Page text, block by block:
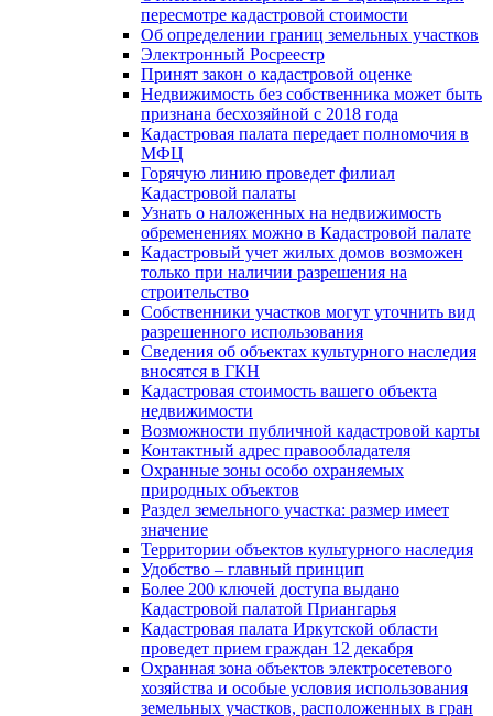
пересмотре кадастровой стоимости
Об определении границ земельных участков
Электронный Росреестр
Принят закон о кадастровой оценке
Недвижимость без собственника может быть
признана бесхозяйной с 2018 года
Кадастровая палата передает полномочия в
МФЦ
Горячую линию проведет филиал
Кадастровой палаты
Узнать о наложенных на недвижимость
обременениях можно в Кадастровой палате
Кадастровый учет жилых домов возможен
только при наличии разрешения на
строительство
Собственники участков могут уточнить вид
разрешенного использования
Сведения об объектах культурного наследия
вносятся в ГКН
Кадастровая стоимость вашего объекта
недвижимости
Возможности публичной кадастровой карты
Контактный адрес правообладателя
Охранные зоны особо охраняемых
природных объектов
Раздел земельного участка: размер имеет
значение
Территории объектов культурного наследия
Удобство – главный принцип
Более 200 ключей доступа выдано
Кадастровой палатой Приангарья
Кадастровая палата Иркутской области
проведет прием граждан 12 декабря
Охранная зона объектов электросетевого
хозяйства и особые условия использования
земельных участков, расположенных в гран